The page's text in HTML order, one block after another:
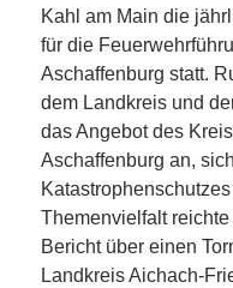
Kahl am Main die
für die
Aschaffenburg statt.
dem Landkreis und
das Angebot des
Aschaffenburg an,
Themenvielfalt
Bericht über einen
Landkreis Aichach-